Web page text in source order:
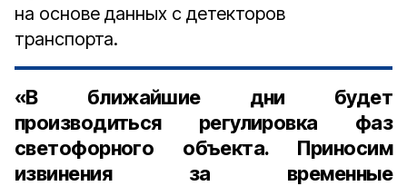
на основе данных с детекторов
транспорта.
«В ближайшие дни будет
производиться регулировка фаз
светофорного объекта. Приносим
извинения за временные